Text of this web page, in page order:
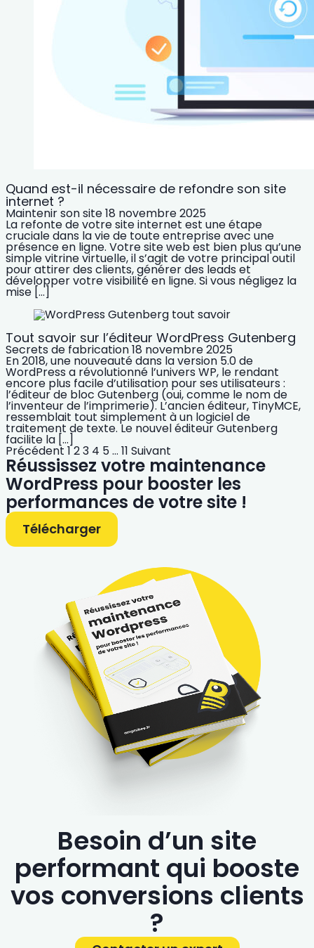
Quand est-il nécessaire de refondre son site
internet ?
Maintenir son site18 novembre 2025
La refonte de votre site internet est une étape
cruciale dans la vie de toute entreprise avec une
présence en ligne. Votre site web est bien plus qu’une
simple vitrine virtuelle, il s’agit de votre principal outil
pour attirer des clients, générer des leads et
développer votre visibilité en ligne. Si vous négligez la
mise […]
Tout savoir sur l’éditeur WordPress Gutenberg
Secrets de fabrication18 novembre 2025
En 2018, une nouveauté dans la version 5.0 de
WordPress a révolutionné l’univers WP, le rendant
encore plus facile d’utilisation pour ses utilisateurs :
l’éditeur de bloc Gutenberg (oui, comme le nom de
l’inventeur de l’imprimerie). L’ancien éditeur, TinyMCE,
ressemblait tout simplement à un logiciel de
traitement de texte. Le nouvel éditeur Gutenberg
facilite la […]
Précédent 123 4 5… 11 Suivant
Réussissez votre maintenance
WordPress pour booster les
performances de votre site !
Télécharger
Besoin d’un site
performant qui booste
vos conversions clients
?